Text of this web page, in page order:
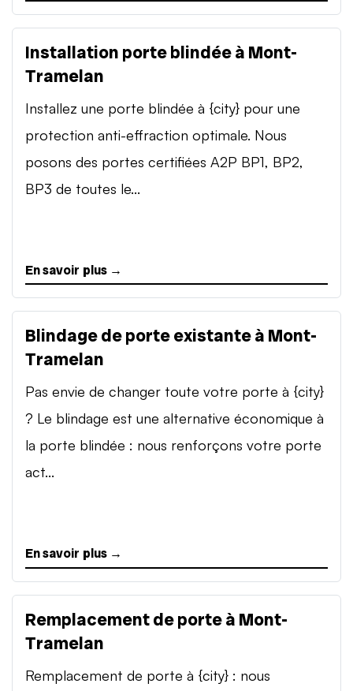
Installation porte blindée à Mont-
Tramelan
Installez une porte blindée à {city} pour une
protection anti-effraction optimale. Nous
posons des portes certifiées A2P BP1, BP2,
BP3 de toutes le...
En savoir plus →
Blindage de porte existante à Mont-
Tramelan
Pas envie de changer toute votre porte à {city}
? Le blindage est une alternative économique à
la porte blindée : nous renforçons votre porte
act...
En savoir plus →
Remplacement de porte à Mont-
Tramelan
Remplacement de porte à {city} : nous